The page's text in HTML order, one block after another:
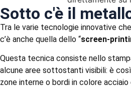
Sotto c'è il
Tra le varie tecnologie innovative
c’è anche quella dello “screen-
Questa tecnica consiste nello
alcune aree sottostanti visibili: è
zone interne o bordi in colore